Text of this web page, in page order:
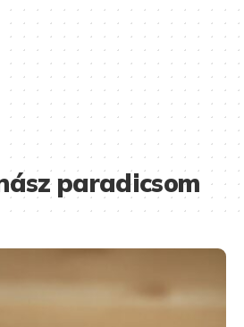
paradicsom